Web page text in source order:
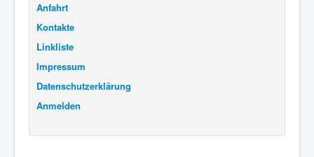
Anfahrt
Kontakte
Linkliste
Impressum
Datenschutzerklärung
Anmelden